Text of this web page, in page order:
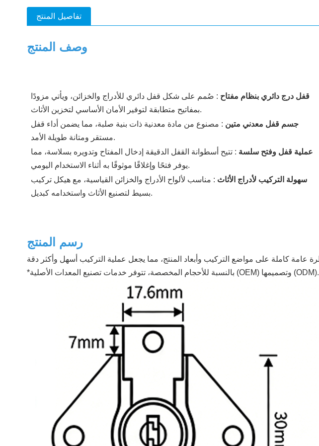
تفاصيل المنتج
وصف المنتج
قفل درج دائري بنظام مفتاح : صُمم على شكل قفل دائري للأدراج والخزائن، ويأتي مزودًا
بمفاتيح متطابقة لتوفير الأمان الأساسي لتخزين الأثاث.
جسم قفل معدني متين : مصنوع من مادة معدنية ذات بنية صلبة، مما يضمن أداء قفل
مستقر ومتانة طويلة الأمد.
عملية قفل وفتح سلسة :تتيح أسطوانة القفل الدقيقة إدخال المفتاح وتدويره بسلاسة، مما
يوفر فتحًا وإغلاقًا موثوقًا به أثناء الاستخدام اليومي.
سهولة التركيب لأدراج الأثاث : مناسب لألواح الأدراج والخزائن القياسية، مع هيكل تركيب
بسيط لتصنيع الأثاث واستخدامه كبديل.
رسم المنتج
*بالنسبة للأحجام المخصصة، تتوفر خدمات تصنيع المعدات الأصلية (OEM) وتصميمها (ODM).